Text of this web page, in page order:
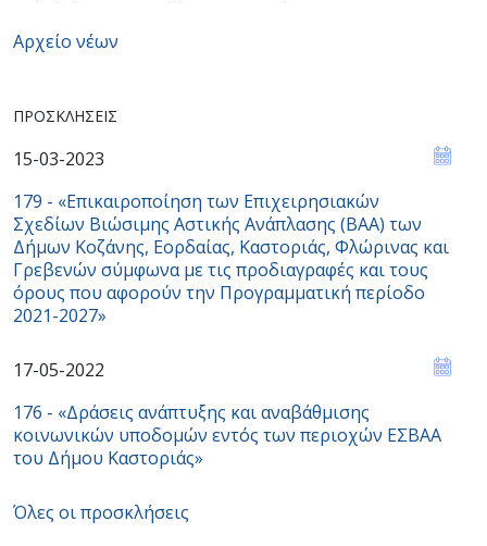
Αρχείο νέων
ΠΡΟΣΚΛΉΣΕΙΣ
15-03-2023
179 - «Επικαιροποίηση των Επιχειρησιακών
Σχεδίων Βιώσιμης Αστικής Ανάπλασης (ΒΑΑ) των
Δήμων Κοζάνης, Εορδαίας, Καστοριάς, Φλώρινας και
Γρεβενών σύμφωνα με τις προδιαγραφές και τους
όρους που αφορούν την Προγραμματική περίοδο
2021-2027»
17-05-2022
176 - «Δράσεις ανάπτυξης και αναβάθμισης
κοινωνικών υποδομών εντός των περιοχών ΕΣBAA
του Δήμου Καστοριάς»
Όλες οι προσκλήσεις